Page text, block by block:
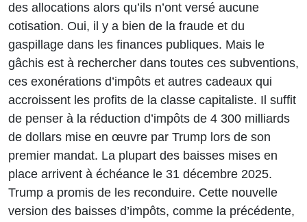
des allocations alors qu’ils n’ont versé aucune
cotisation. Oui, il y a bien de la fraude et du
gaspillage dans les finances publiques. Mais le
gâchis est à rechercher dans toutes ces subventions,
ces exonérations d’impôts et autres cadeaux qui
accroissent les profits de la classe capitaliste. Il suffit
de penser à la réduction d’impôts de 4 300 milliards
de dollars mise en œuvre par Trump lors de son
premier mandat. La plupart des baisses mises en
place arrivent à échéance le 31 décembre 2025.
Trump a promis de les reconduire. Cette nouvelle
version des baisses d’impôts, comme la précédente,